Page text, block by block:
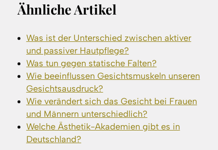
Ähnliche Artikel
Was ist der Unterschied zwischen aktiver
und passiver Hautpflege?
Was tun gegen statische Falten?
Wie beeinflussen Gesichtsmuskeln unseren
Gesichtsausdruck?
Wie verändert sich das Gesicht bei Frauen
und Männern unterschiedlich?
Welche Ästhetik-Akademien gibt es in
Deutschland?